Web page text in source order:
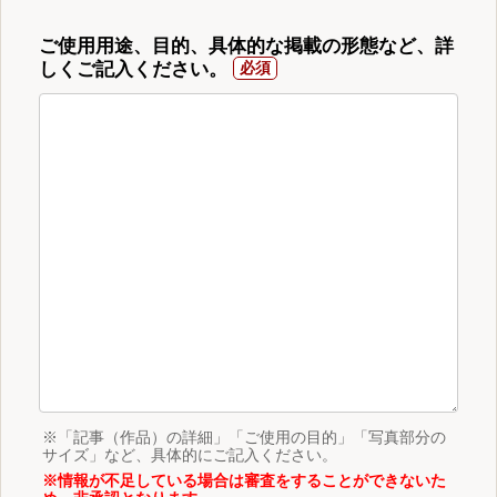
ご使用用途、目的、具体的な掲載の形態など、詳
しくご記入ください。
※「記事（作品）の詳細」「ご使用の目的」「写真部分の
サイズ」など、具体的にご記入ください。
※情報が不足している場合は審査をすることができないた